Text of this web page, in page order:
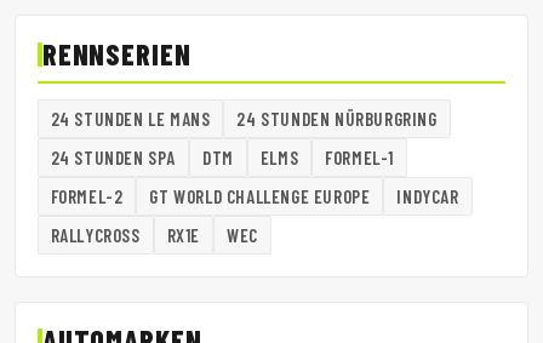
RENNSERIEN
24 STUNDEN LE MANS
24 STUNDEN NÜRBURGRING
24 STUNDEN SPA
DTM ELMS
FORMEL-1
FORMEL-2
GT WORLD CHALLENGE EUROPE
INDYCAR
RALLYCROSS
RX1E WEC